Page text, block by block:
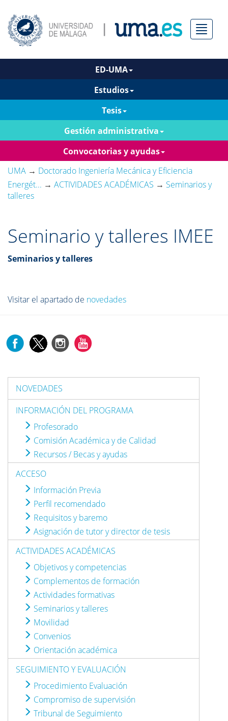
Menú
ED-UMA
Estudios
Tesis
Gestión administrativa
Convocatorias y ayudas
UMA → Doctorado Ingeniería Mecánica y Eficiencia
Energét... → ACTIVIDADES ACADÉMICAS → Seminarios y
talleres
Seminario y talleres IMEE
Seminarios y talleres
Visitar el apartado de novedades
NOVEDADES
INFORMACIÓN DEL PROGRAMA
Profesorado
Comisión Académica y de Calidad
Recursos / Becas y ayudas
ACCESO
Información Previa
Perfil recomendado
Requisitos y baremo
Asignación de tutor y director de tesis
ACTIVIDADES ACADÉMICAS
Objetivos y competencias
Complementos de formación
Actividades formativas
Seminarios y talleres
Movilidad
Convenios
Orientación académica
SEGUIMIENTO Y EVALUACIÓN
Procedimiento Evaluación
Compromiso de supervisión
Tribunal de Seguimiento